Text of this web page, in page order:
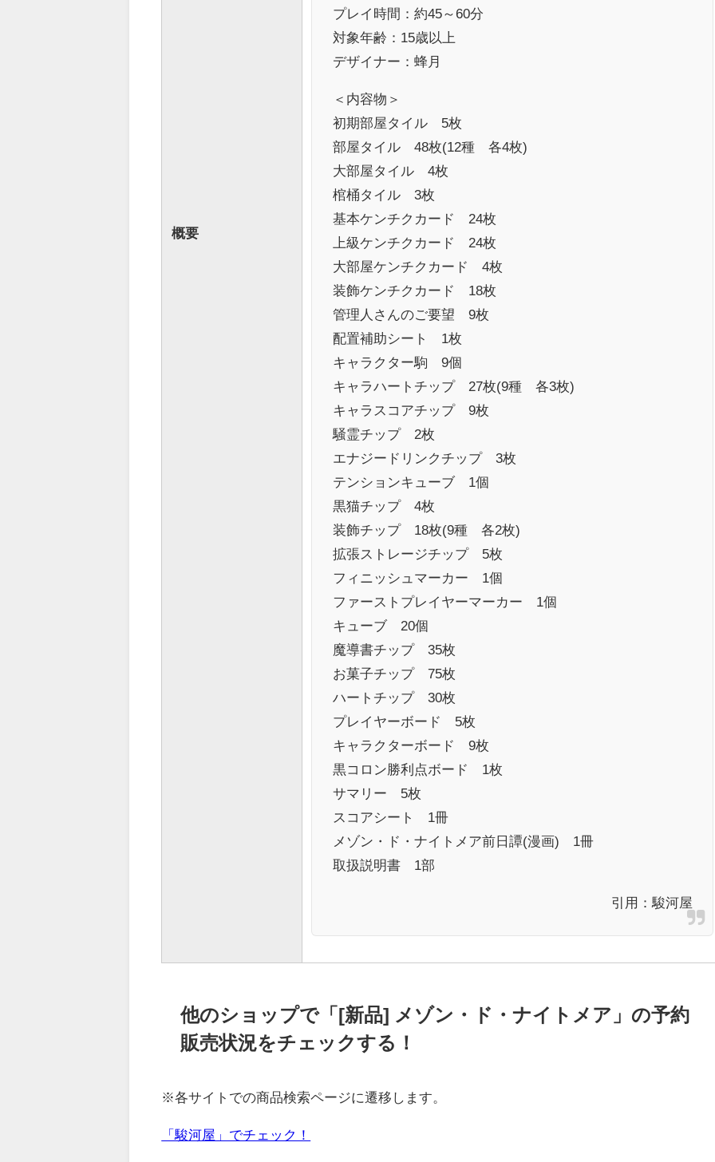
概要
プレイ時間：約45～60分
対象年齢：15歳以上
デザイナー：蜂月
＜内容物＞
初期部屋タイル 5枚
部屋タイル 48枚(12種 各4枚)
大部屋タイル 4枚
棺桶タイル 3枚
基本ケンチクカード 24枚
上級ケンチクカード 24枚
大部屋ケンチクカード 4枚
装飾ケンチクカード 18枚
管理人さんのご要望 9枚
配置補助シート 1枚
キャラクター駒 9個
キャラハートチップ 27枚(9種 各3枚)
キャラスコアチップ 9枚
騒霊チップ 2枚
エナジードリンクチップ 3枚
テンションキューブ 1個
黒猫チップ 4枚
装飾チップ 18枚(9種 各2枚)
拡張ストレージチップ 5枚
フィニッシュマーカー 1個
ファーストプレイヤーマーカー 1個
キューブ 20個
魔導書チップ 35枚
お菓子チップ 75枚
ハートチップ 30枚
プレイヤーボード 5枚
キャラクターボード 9枚
黒コロン勝利点ボード 1枚
サマリー 5枚
スコアシート 1冊
メゾン・ド・ナイトメア前日譚(漫画) 1冊
取扱説明書 1部
引用： 駿河屋
他のショップで「[新品] メゾン・ド・ナイトメア」の予約
販売状況をチェックする！
※各サイトでの商品検索ページに遷移します。
「駿河屋」でチェック！